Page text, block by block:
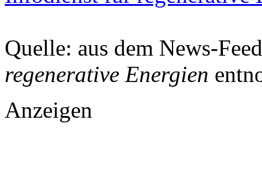
Quelle: aus dem News-
regenerative Energien
Anzeigen